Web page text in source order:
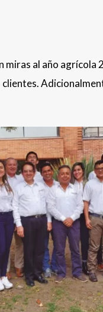
al año agrícola